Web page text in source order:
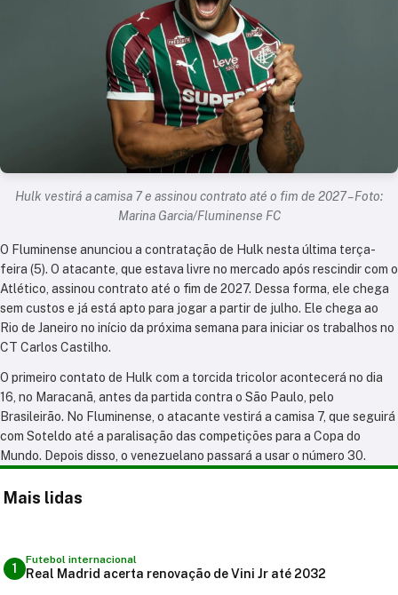
Hulk vestirá a camisa 7 e assinou contrato até o fim de 2027 – Foto:
Marina Garcia/Fluminense FC
O Fluminense anunciou a contratação de Hulk nesta última terça-
feira (5). O atacante, que estava livre no mercado após rescindir com o
Atlético, assinou contrato até o fim de 2027. Dessa forma, ele chega
sem custos e já está apto para jogar a partir de julho. Ele chega ao
Rio de Janeiro no início da próxima semana para iniciar os trabalhos no
CT Carlos Castilho.
O primeiro contato de Hulk com a torcida tricolor acontecerá no dia
16, no Maracanã, antes da partida contra o São Paulo, pelo
Brasileirão. No Fluminense, o atacante vestirá a camisa 7, que seguirá
com Soteldo até a paralisação das competições para a Copa do
Mundo. Depois disso, o venezuelano passará a usar o número 30.
Mais lidas
1
Futebol internacional
Real Madrid acerta renovação de Vini Jr até 2032